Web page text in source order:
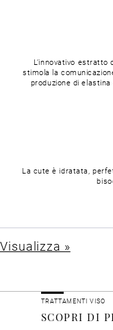
L’innovativo estratto
stimola la
produzione di
La cute è idratata,
Visualizza »
TRATTAMENTI VISO
SCOPRI DI